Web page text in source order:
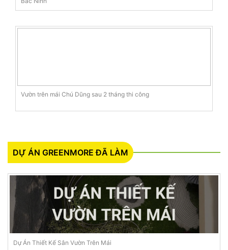
Vườn trên mái Chú Dũng sau 2 tháng thi công
DỰ ÁN GREENMORE ĐÃ LÀM
Dự Án Thiết Kế Sân Vườn Trên Mái